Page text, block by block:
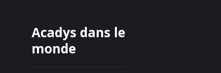
Acadys dans le
monde